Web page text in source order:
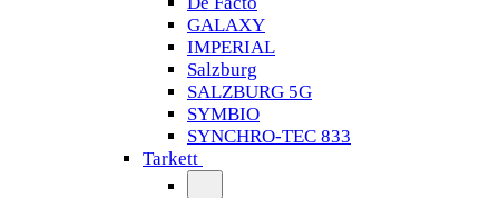
GALAXY
IMPERIAL
Salzburg
SALZBURG 5G
SYMBIO
SYNCHRO-TEC 833
Tarkett